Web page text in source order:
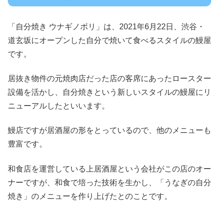
「自分焼き ウナギノボリ」は、2021年6月22日、渋谷・
道玄坂にオープンした自分で焼いて食べるスタイルの鰻屋
です。
居抜き物件の元焼肉店だった店の客席にあったロースター
設備を活かし、自分焼きという新しいスタイルの鰻屋にリ
ニューアルしたといいます。
鰻店ですが居酒屋の形をとっているので、他のメニューも
豊富です。
和食店を運営している上居酒屋という会社がこの店のオー
ナーですが、和食で培った技術を生かし、「うなぎの自分
焼き」のメニューを作り上げたとのことです。